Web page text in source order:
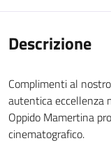
Descrizione
Complimenti al
autentica eccellenza
Oppido Mamertina
cinematografico.